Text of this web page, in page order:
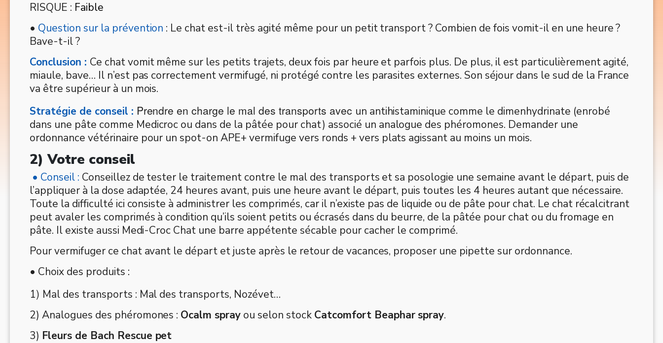
RISQUE : Faible
• Question sur la prévention : Le chat est-il très agité même pour un petit transport ? Combien de fois vomit-il en une heure ?
Bave-t-il ?
Conclusion : Ce chat vomit même sur les petits trajets, deux fois par heure et parfois plus. De plus, il est particulièrement agité,
miaule, bave… Il n’est pas correctement vermifugé, ni protégé contre les parasites externes. Son séjour dans le sud de la France
va être supérieur à un mois.
Stratégie de conseil : Prendre en charge le mal des transports avec un antihistaminique comme le dimenhydrinate (enrobé
dans une pâte comme Medicroc ou dans de la pâtée pour chat) associé un analogue des phéromones. Demander une
ordonnance vétérinaire pour un spot-on APE+ vermifuge vers ronds + vers plats agissant au moins un mois.
2) Votre conseil
• Conseil : Conseillez de tester le traitement contre le mal des transports et sa posologie une semaine avant le départ, puis de
l’appliquer à la dose adaptée, 24 heures avant, puis une heure avant le départ, puis toutes les 4 heures autant que nécessaire.
Toute la difficulté ici consiste à administrer les comprimés, car il n’existe pas de liquide ou de pâte pour chat. Le chat récalcitrant
peut avaler les comprimés à condition qu’ils soient petits ou écrasés dans du beurre, de la pâtée pour chat ou du fromage en
pâte. Il existe aussi Medi-Croc Chat une barre appétente sécable pour cacher le comprimé.
Pour vermifuger ce chat avant le départ et juste après le retour de vacances, proposer une pipette sur ordonnance.
• Choix des produits :
1) Mal des transports : Mal des transports, Nozévet…
2) Analogues des phéromones : Ocalm spray ou selon stock Catcomfort Beaphar spray.
3) Fleurs de Bach Rescue pet